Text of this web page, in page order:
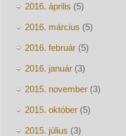
2016. április (5)
2016. március (5)
2016. február(5)
2016. január(3)
2015. november(3)
2015. október(5)
2015. július (3)